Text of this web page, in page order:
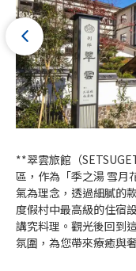
**翠雲旅館（
區，作為「季之湯 雪月
氣為理念，透過細膩的
度假村中最高級的住宿
講究料理。觀光後回到
氛圍，為您帶來療癒與